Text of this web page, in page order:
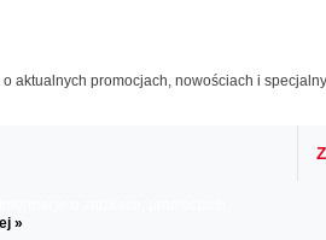
aktualnych promocjach, nowościach i
»